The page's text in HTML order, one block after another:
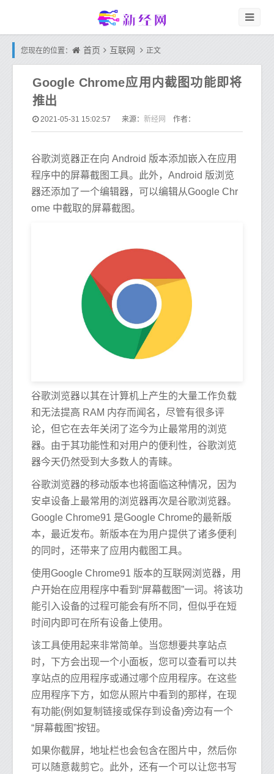
您现在的位置： 首页 互联网 正文
Google Chrome应用内截图功能即将
推出
2021-05-31 15:02:57 来源： 新经网 作者：
谷歌浏览器正在向 Android 版本添加嵌入在应用
程序中的屏幕截图工具。此外，Android 版浏览
器还添加了一个编辑器，可以编辑从Google Chr
ome 中截取的屏幕截图。
谷歌浏览器以其在计算机上产生的大量工作负载
和无法提高 RAM 内存而闻名，尽管有很多评
论，但它在去年关闭了迄今为止最常用的浏览
器。由于其功能性和对用户的便利性，谷歌浏览
器今天仍然受到大多数人的青睐。
谷歌浏览器的移动版本也将面临这种情况，因为
安卓设备上最常用的浏览器再次是谷歌浏览器。
Google Chrome91 是Google Chrome的最新版
本，最近发布。新版本在为用户提供了诸多便利
的同时，还带来了应用内截图工具。
使用Google Chrome91 版本的互联网浏览器，用
户开始在应用程序中看到“屏幕截图”一词。将该功
能引入设备的过程可能会有所不同，但似乎在短
时间内即可在所有设备上使用。
该工具使用起来非常简单。当您想要共享站点
时，下方会出现一个小面板，您可以查看可以共
享站点的应用程序或通过哪个应用程序。在这些
应用程序下方，如您从照片中看到的那样，在现
有功能(例如复制链接或保存到设备)旁边有一个
“屏幕截图”按钮。
如果你截屏，地址栏也会包含在图片中，然后你
可以随意裁剪它。此外，还有一个可以让您书写